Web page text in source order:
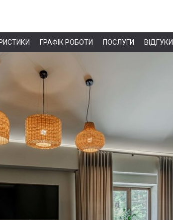
ГРАФІК РОБОТИ ПОСЛУГИ ВІДГУКИ